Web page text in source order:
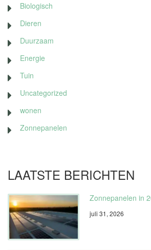
Biologisch
Dieren
Duurzaam
Energie
Tuin
Uncategorized
wonen
Zonnepanelen
LAATSTE BERICHTEN
Zonnepanelen in
juli 31, 2026